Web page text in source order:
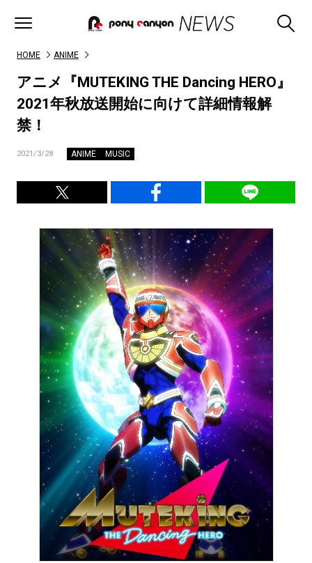
HOME ANIME
アニメ『MUTEKING THE Dancing HERO』
2021年秋放送開始に向けて詳細情報解
禁！
2021/3/28 ANIME MUSIC